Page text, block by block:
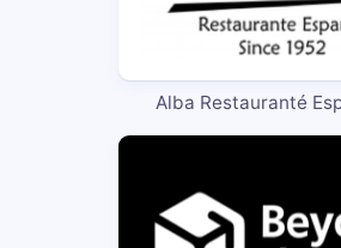
Alba Restauranté